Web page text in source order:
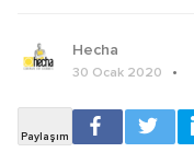
Hecha
30 Ocak 2020